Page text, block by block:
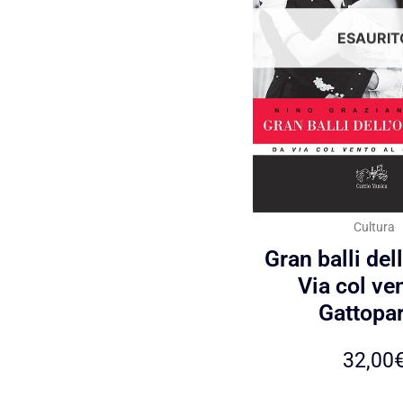
Cultura
Gran balli
Via col
32,00